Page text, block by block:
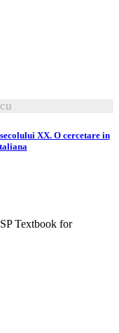
XX. O cercetare in